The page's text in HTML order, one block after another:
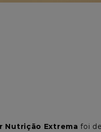
Nutrição Extrema foi